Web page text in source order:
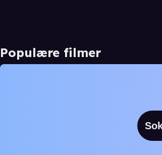
Populære filmer